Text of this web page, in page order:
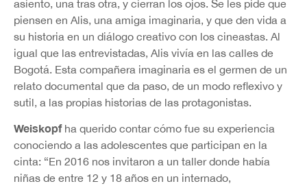
asiento, una tras otra, y cierran los ojos. Se les pide que
piensen en Alis, una amiga imaginaria, y que den vida a
su historia en un diálogo creativo con los cineastas. Al
igual que las entrevistadas, Alis vivía en las calles de
Bogotá. Esta compañera imaginaria es el germen de un
relato documental que da paso, de un modo reflexivo y
sutil, a las propias historias de las protagonistas.
Weiskopfha querido contar cómo fue su experiencia
conociendo a las adolescentes que participan en la
cinta: “En 2016 nos invitaron a un taller donde había
niñas de entre 12 y 18 años en un internado,